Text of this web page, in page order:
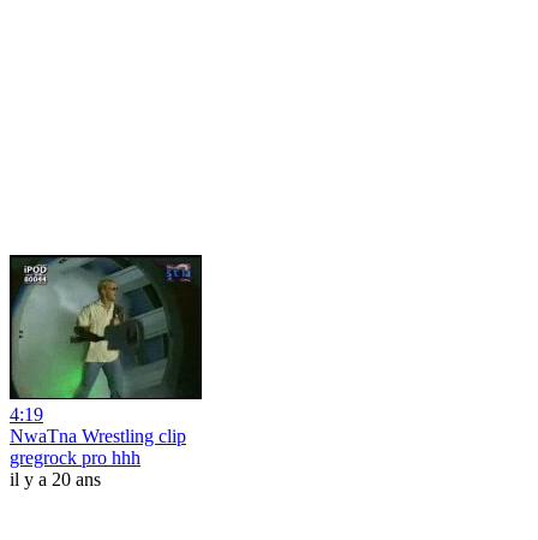
4:19
NwaTna Wrestling clip
gregrock pro hhh
il y a 20 ans